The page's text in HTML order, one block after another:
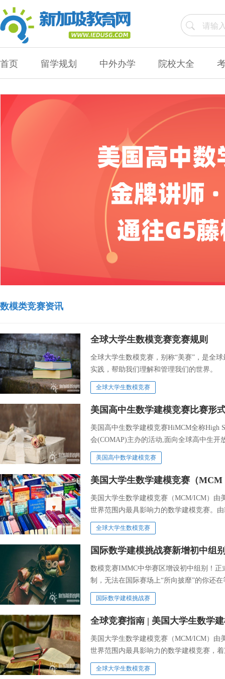
首页 留学规划 中外办学 院校大全
数模类竞赛资讯
全球大学生数模竞赛竞赛规则
全球大学生数模竞赛​，别称“美赛”，是全
实践，帮助我们理解和管理我们的世界。
全球大学生数模竞赛
美国高中生数学建模竞赛比赛形
美国高中生数学建模竞赛HiMCM全称High
会(COMAP)主办的活动,面向全球高中生开
国数学协会(MAA)和美国全国数学教师委
美国高中数学建模竞赛
美国大学生数学建模竞赛（
美国大学生数学建模竞赛（MCM/ICM）
世界范围内最具影响力的数学建模竞赛。
们理解和管理世界。
全球大学生数模竞赛
国际数学建模挑战赛新增初中组
数模竞赛IMMC中华赛区增设初中组别！
制，无法在国际赛场上“所向披靡”的你还
国际数学建模挑战赛
全球竞赛指南 | 美国大学生数学
美国大学生数学建模竞赛（MCM/ICM）
世界范围内最具影响力的数学建模竞赛，
性，体现了参赛选手研究问题、解决方案
涉及经济、管理、环境、资源、生态、医
全球大学生数模竞赛